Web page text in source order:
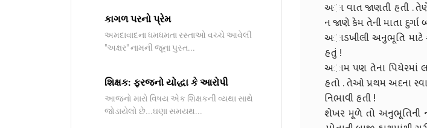
કાગળ પરનો પ્રેમ
અમદાવાદના ધમધમતા રસ્તાઓ વચ્ચે આવેલી
"અક્ષર" નામની જૂના પુસ્ત...
શિક્ષક: ફરજનો યોદ્ધા કે આરોપી
આજનો મારો વિષય એક શિક્ષકની વ્યથા સાથે
જોડાયેલો છે...ઘણા સમયથ...
અા વાત જાણતી હતી .
ન જાણે કેમ તેની માતા
અાડખીલી અનુભૂતિ માટે
હતું !
અામ પણ તેના પિયેરમાં
હતો . તેઓ પ્રથમ અદના
નિભાવી હતી !
શેખર મૂળે તો અનુભૂતિની